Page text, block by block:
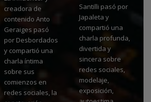
creadora de
contenido Anto
Geraiges pasó
por Desbordados
y compartió una
charla íntima
sobre sus
comienzos en
redes sociales, la
Santilli pasó por
Japaleta y
compartió una
charla profunda,
divertida y
sincera sobre
redes sociales,
modelaje,
exposición,